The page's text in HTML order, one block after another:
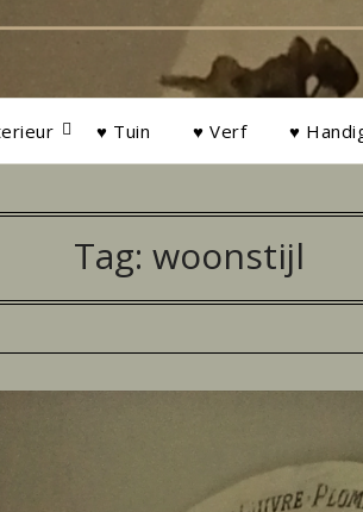
♥ Tuin ♥ Verf ♥
Tag:woonstijl